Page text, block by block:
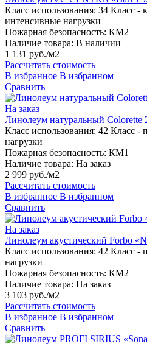
Класс использования: 34 Класс -
интенсивные нагрузки
Пожарная безопасность: КМ2
Наличие товара: В наличии
1 131 руб./м2
Рассчитать стоимость
В избранное В избранном
Сравнить
На заказ
Линолеум натуральный Colorette
Класс использования: 42 Класс -
нагрузки
Пожарная безопасность: КМ1
Наличие товара: На заказ
2 999 руб./м2
Рассчитать стоимость
В избранное В избранном
Сравнить
На заказ
Линолеум акустический Forbo
Класс использования: 42 Класс -
нагрузки
Пожарная безопасность: КМ2
Наличие товара: На заказ
3 103 руб./м2
Рассчитать стоимость
В избранное В избранном
Сравнить